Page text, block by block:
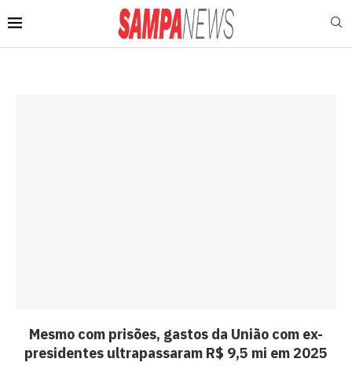
Mesmo com prisões, gastos da União com ex-
presidentes ultrapassaram R$ 9,5 mi em 2025